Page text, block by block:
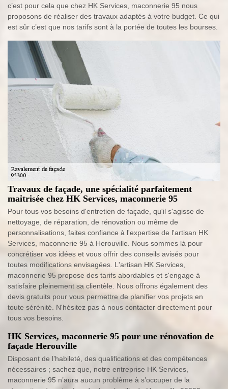
c’est pour cela que chez HK Services, maconnerie 95 nous
proposons de réaliser des travaux adaptés à votre budget. Ce qui
est sûr c’est que nos tarifs sont à la portée de toutes les bourses.
Travaux de façade, une spécialité parfaitement
maitrisée chez HK Services, maconnerie 95
Pour tous vos besoins d'entretien de façade, qu'il s'agisse de
nettoyage, de réparation, de rénovation ou même de
personnalisations, faites confiance à l'expertise de l'artisan HK
Services, maconnerie 95 à Herouville. Nous sommes là pour
concrétiser vos idées et vous offrir des conseils avisés pour
toutes modifications envisagées. L'artisan HK Services,
maconnerie 95 propose des tarifs abordables et s'engage à
satisfaire pleinement sa clientèle. Nous offrons également des
devis gratuits pour vous permettre de planifier vos projets en
toute sérénité. N'hésitez pas à nous contacter directement pour
tous vos besoins.
HK Services, maconnerie 95 pour une rénovation de
façade Herouville
Disposant de l’habileté, des qualifications et des compétences
nécessaires ; sachez que, notre entreprise HK Services,
maconnerie 95 n’aura aucun problème à s’occuper de la